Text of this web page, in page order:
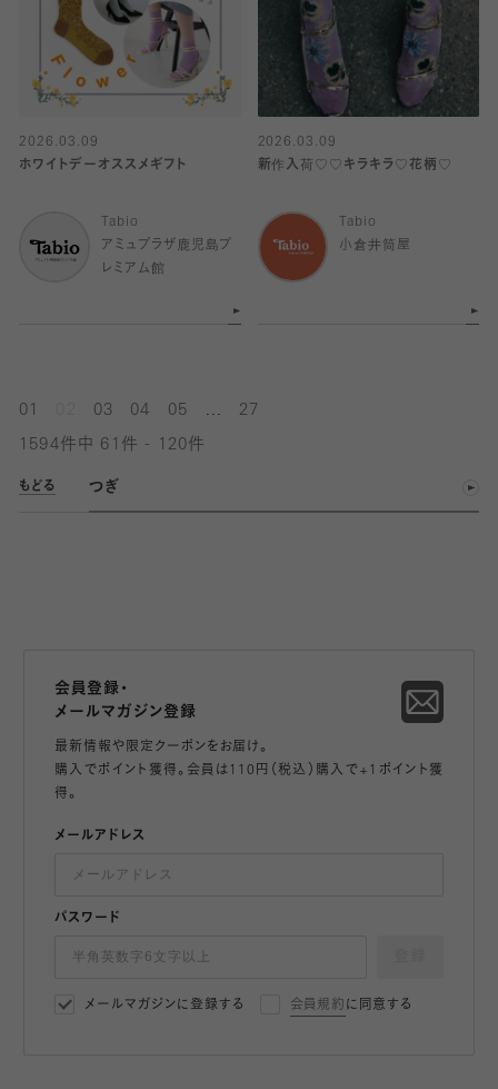
2026.03.09
ホワイトデーオススメギフト
Tabio
アミュプラザ鹿児島プ
レミアム館
2026.03.09
新作入荷♡♡キラキラ♡花柄♡
Tabio
小倉井筒屋
01 03 04 05 27
1594件中 61件 - 120件
もどる つぎ
会員登録・
メールマガジン登録
最新情報や限定クーポンをお届け。
購入でポイント獲得。会員は110円（税込）購入で+1ポイント獲
得。
メールアドレス
パスワード
メールマガジンに登録する 会員規約 に同意する